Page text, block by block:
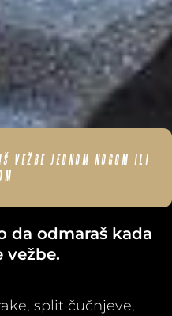
VEŽBE JEDNOM NOGOM ILI
da odmaraš kada
vežbe.
split čučnjeve,